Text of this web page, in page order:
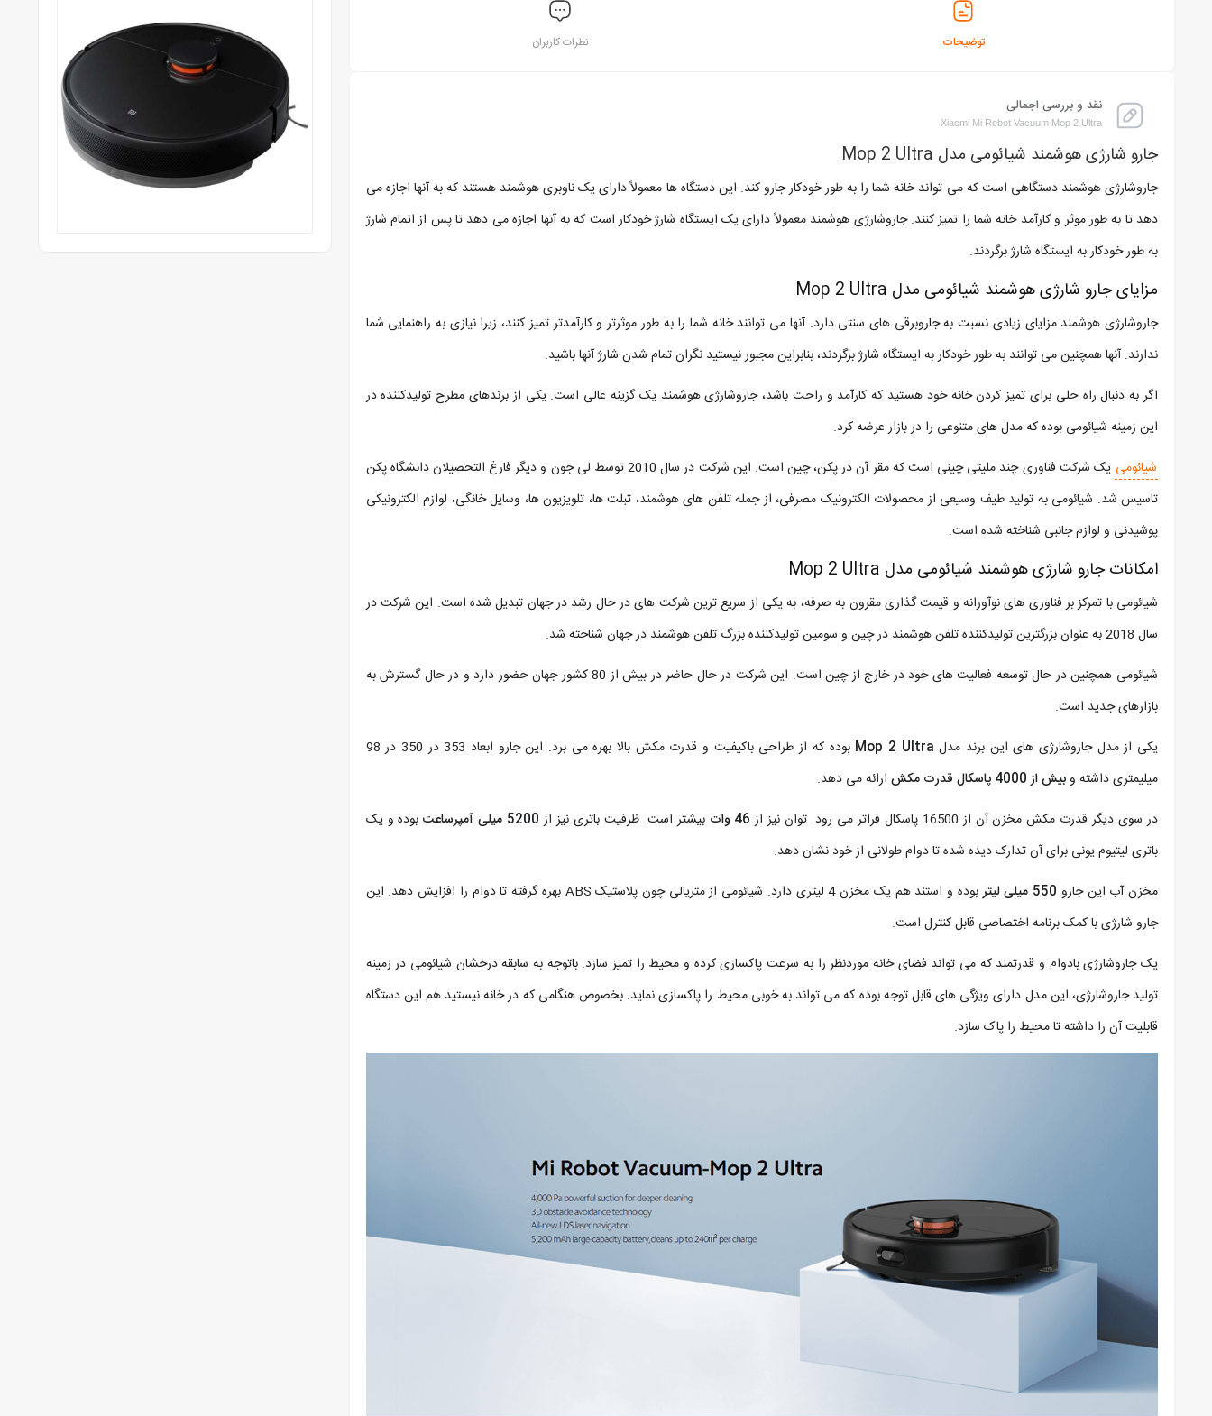
توضیحات نظرات کاربران
نقد و بررسی اجمالی
Xiaomi Mi Robot Vacuum Mop 2 Ultra
جارو شارژی هوشمند شیائومی مدل Mop 2 Ultra
جاروشارژی هوشمند دستگاهی است که می تواند خانه شما را به طور خودکار جارو کند. این دستگاه ها معمولاً دارای یک ناوبری هوشمند هستند که به آنها اجازه می
دهد تا به طور موثر و کارآمد خانه شما را تمیز کنند. جاروشارژی هوشمند معمولاً دارای یک ایستگاه شارژ خودکار است که به آنها اجازه می دهد تا پس از اتمام شارژ
به طور خودکار به ایستگاه شارژ برگردند.
مزایای جارو شارژی هوشمند شیائومی مدل Mop 2 Ultra
جاروشارژی هوشمند مزایای زیادی نسبت به جاروبرقی های سنتی دارد. آنها می توانند خانه شما را به طور موثرتر و کارآمدتر تمیز کنند، زیرا نیازی به راهنمایی شما
ندارند. آنها همچنین می توانند به طور خودکار به ایستگاه شارژ برگردند، بنابراین مجبور نیستید نگران تمام شدن شارژ آنها باشید.
اگر به دنبال راه حلی برای تمیز کردن خانه خود هستید که کارآمد و راحت باشد، جاروشارژی هوشمند یک گزینه عالی است. یکی از برندهای مطرح تولیدکننده در
این زمینه شیائومی بوده که مدل های متنوعی را در بازار عرضه کرد.
شیائومی
یک شرکت فناوری چند ملیتی چینی است که مقر آن در پکن، چین است. این شرکت در سال 2010 توسط لی جون و دیگر فارغ التحصیلان دانشگاه پکن
تاسیس شد. شیائومی به تولید طیف وسیعی از محصولات الکترونیک مصرفی، از جمله تلفن های هوشمند، تبلت ها، تلویزیون ها، وسایل خانگی، لوازم الکترونیکی
پوشیدنی و لوازم جانبی شناخته شده است.
امکانات جارو شارژی هوشمند شیائومی مدل Mop 2 Ultra
شیائومی با تمرکز بر فناوری های نوآورانه و قیمت گذاری مقرون به صرفه، به یکی از سریع ترین شرکت های در حال رشد در جهان تبدیل شده است. این شرکت در
سال 2018 به عنوان بزرگترین تولیدکننده تلفن هوشمند در چین و سومین تولیدکننده بزرگ تلفن هوشمند در جهان شناخته شد.
شیائومی همچنین در حال توسعه فعالیت های خود در خارج از چین است. این شرکت در حال حاضر در بیش از 80 کشور جهان حضور دارد و در حال گسترش به
بازارهای جدید است.
یکی از مدل جاروشارژی های این برند مدل Mop 2 Ultra
بوده که از طراحی باکیفیت و قدرت مکش بالا بهره می برد. این جارو ابعاد 353 در 350 در 98
میلیمتری داشته وبیش از 4000 پاسکال قدرت مکش
ارائه می دهد.
در سوی دیگر قدرت مکش مخزن آن از 16500 پاسکال فراتر می رود. توان نیز از
46 وات بیشتر است. ظرفیت باتری نیز از 5200 میلی آمپرساعت
بوده و یک
باتری لیتیوم یونی برای آن تدارک دیده شده تا دوام طولانی از خود نشان دهد.
مخزن آب این جارو 550 میلی لیتر
بوده و استند هم یک مخزن 4 لیتری دارد. شیائومی از متریالی چون پلاستیک ABS بهره گرفته تا دوام را افزایش دهد. این
جارو شارژی با کمک برنامه اختصاصی قابل کنترل است.
یک جاروشارژی بادوام و قدرتمند که می تواند فضای خانه موردنظر را به سرعت پاکسازی کرده و محیط را تمیز سازد. باتوجه به سابقه درخشان شیائومی در زمینه
تولید جاروشارژی، این مدل دارای ویژگی های قابل توجه بوده که می تواند به خوبی محیط را پاکسازی نماید. بخصوص هنگامی که در خانه نیستید هم این دستگاه
قابلیت آن را داشته تا محیط را پاک سازد.